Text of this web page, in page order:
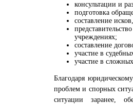
консультации и
подготовка
составление
учреждениях;
составление
участие в
участие в
Благодаря
проблем и спорных
ситуации заранее,